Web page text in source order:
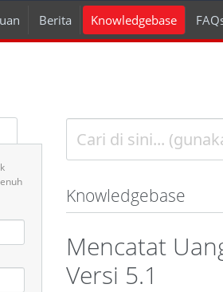
Berita Knowledgebase
Knowledgebase
Mencatat
Versi 5.1